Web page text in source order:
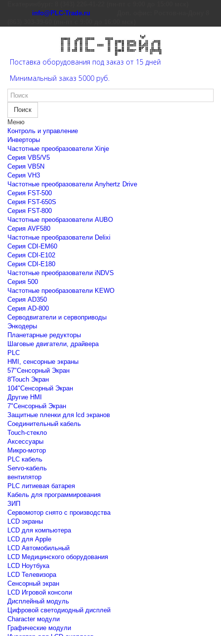
info@PLC-Trade.ru
Поставка оборудования под заказ от 15 дней
Минимальный заказ 5000 руб.
Поиск
Меню
Контроль и управление
Инверторы
Частотные преобразователи Xinje
Cерия VB5/V5
Cерия VB5N
Cерия VH3
Частотные преобразователи Anyhertz Drive
Серия FST-500
Серия FST-650S
Серия FST-800
Частотные преобразователи AUBO
Серия AVF580
Частотные преобразователи Delixi
Серия CDI-EM60
Серия CDI-E102
Серия CDI-E180
Частотные преобразователи iNDVS
Серия 500
Частотные преобразователи KEWO
Серия AD350
Серия AD-800
Серводвигатели и сервоприводы
Энкодеры
Планетарные редукторы
Шаговые двигатели, драйвера
PLC
HMI, сенсорные экраны
57"Сенсорный Экран
8'Touch Экран
104"Сенсорный Экран
Другие HMI
7"Сенсорный Экран
Защитные пленки для lcd экранов
Соединительный кабель
Touch-стекло
Аксессуары
Микро-мотор
PLC кабель
Servo-кабель
вентилятор
PLC литиевая батарея
Кабель для программирования
ЗИП
Сервомотор снято с производства
LCD экраны
LCD для компьютера
LCD для Apple
LCD Автомобильный
LCD Медицинского оборудования
LCD Ноутбука
LCD Телевизора
Сенсорный экран
LCD Игровой консоли
Дисплейный модуль
Цифровой светодиодный дисплей
Сharacter модули
Графические модули